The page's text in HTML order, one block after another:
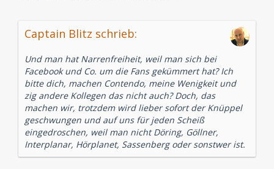
Captain Blitz schrieb:
Und man hat Narrenfreiheit, weil man sich bei
Facebook und Co. um die Fans gekümmert hat? Ich
bitte dich, machen Contendo, meine Wenigkeit und
zig andere Kollegen das nicht auch? Doch, das
machen wir, trotzdem wird lieber sofort der Knüppel
geschwungen und auf uns für jeden Scheiß
eingedroschen, weil man nicht Döring, Göllner,
Interplanar, Hörplanet, Sassenberg oder sonstwer ist.